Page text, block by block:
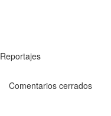
Reportajes
Comentarios cerrados